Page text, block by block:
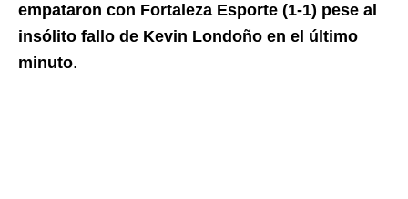
empataron con Fortaleza Esporte (1-1) pese al
insólito fallo de Kevin Londoño en el último
minuto.